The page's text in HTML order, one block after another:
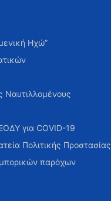
Ηχώ”
Ναυτιλλομένους
για COVID-19
Πολιτικής Προστασίας
παρόχων